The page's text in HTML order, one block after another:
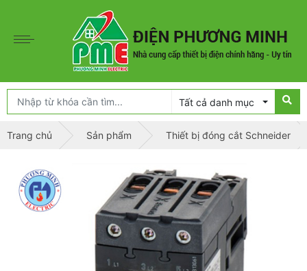
Tất cả danh mục
Trang chủ Sản phẩm Thiết bị đóng cắt Schneider